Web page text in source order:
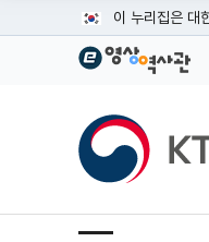
이 누리집은 대
공식 누리집
이밖에 or.kr 또
운영중인 공식
KTV국민방송